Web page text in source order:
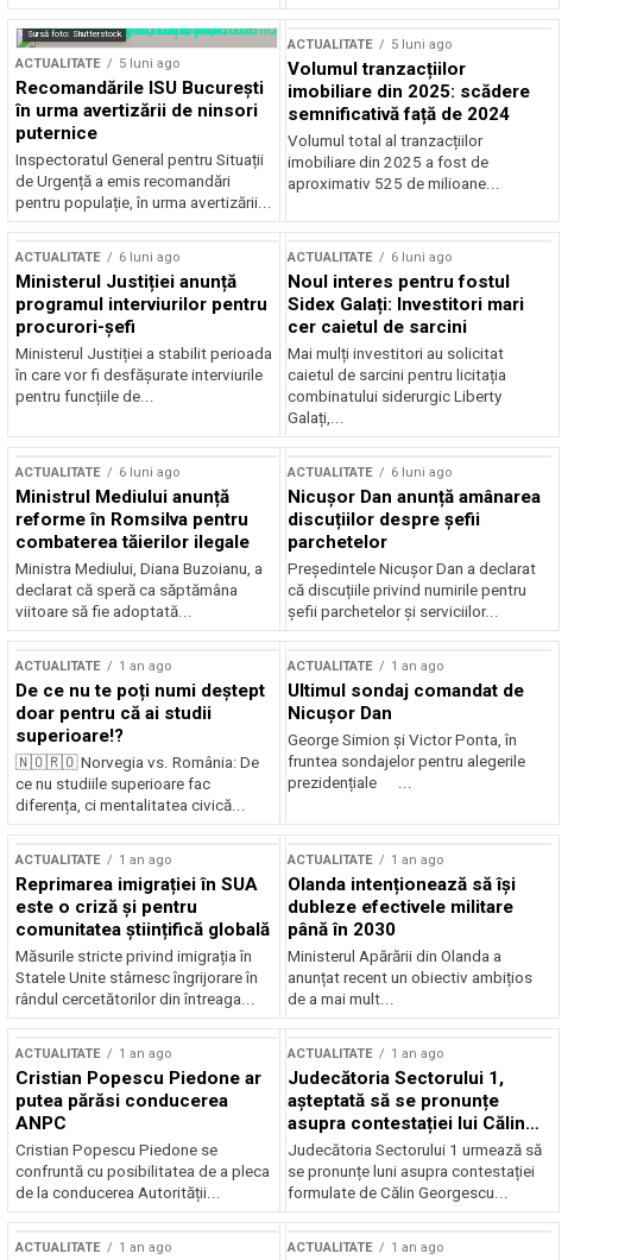
Sursă foto: Shutterstock
ACTUALITATE 5 luni ago
Recomandările ISU București
în urma avertizării de ninsori
puternice
Inspectoratul General pentru Situații
de Urgență a emis recomandări
pentru populație, în urma avertizării...
ACTUALITATE 5 luni ago
Volumul tranzacțiilor
imobiliare din 2025: scădere
semnificativă față de 2024
Volumul total al tranzacțiilor
imobiliare din 2025 a fost de
aproximativ 525 de milioane...
ACTUALITATE 6 luni ago
Ministerul Justiției anunță
programul interviurilor pentru
procurori-șefi
Ministerul Justiției a stabilit perioada
în care vor fi desfășurate interviurile
pentru funcțiile de...
ACTUALITATE 6 luni ago
Noul interes pentru fostul
Sidex Galați: Investitori mari
cer caietul de sarcini
Mai mulți investitori au solicitat
caietul de sarcini pentru licitația
combinatului siderurgic Liberty
Galați,...
ACTUALITATE 6 luni ago
Ministrul Mediului anunță
reforme în Romsilva pentru
combaterea tăierilor ilegale
Ministra Mediului, Diana Buzoianu, a
declarat că speră ca săptămâna
viitoare să fie adoptată...
ACTUALITATE 6 luni ago
Nicușor Dan anunță amânarea
discuțiilor despre șefii
parchetelor
Președintele Nicușor Dan a declarat
că discuțiile privind numirile pentru
șefii parchetelor și serviciilor...
ACTUALITATE 1 an ago
De ce nu te poți numi deștept
doar pentru că ai studii
superioare!?
🇳🇴🇷🇴 Norvegia vs. România: De
ce nu studiile superioare fac
diferența, ci mentalitatea civică...
ACTUALITATE 1 an ago
Ultimul sondaj comandat de
Nicușor Dan
George Simion și Victor Ponta, în
fruntea sondajelor pentru alegerile
prezidențiale ...
ACTUALITATE 1 an ago
Reprimarea imigrației în SUA
este o criză și pentru
comunitatea științifică globală
Măsurile stricte privind imigrația în
Statele Unite stârnesc îngrijorare în
rândul cercetătorilor din întreaga...
ACTUALITATE 1 an ago
Olanda intenționează să își
dubleze efectivele militare
până în 2030
Ministerul Apărării din Olanda a
anunțat recent un obiectiv ambițios
de a mai mult...
ACTUALITATE 1 an ago
Cristian Popescu Piedone ar
putea părăsi conducerea
ANPC
Cristian Popescu Piedone se
confruntă cu posibilitatea de a pleca
de la conducerea Autorității...
ACTUALITATE 1 an ago
Judecătoria Sectorului 1,
așteptată să se pronunțe
asupra contestației lui Călin
Georgescu privind controlul
judiciar
Judecătoria Sectorului 1 urmează să
se pronunțe luni asupra contestației
formulate de Călin Georgescu...
ACTUALITATE 1 an ago ACTUALITATE 1 an ago